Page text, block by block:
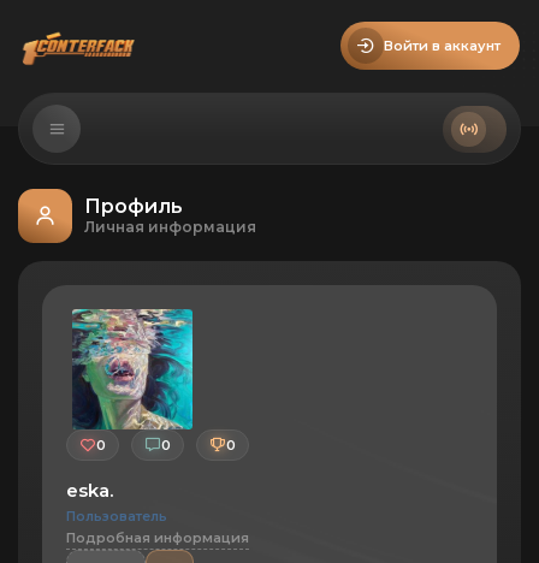
Войти в аккаунт
Профиль
Личная информация
0 0 0
eska.
Пользователь
Подробная информация